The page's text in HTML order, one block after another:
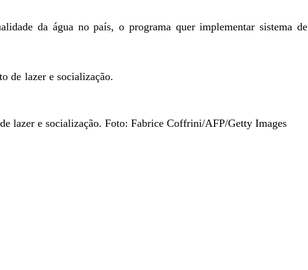
da água no país, o programa quer implementar sistema de
lazer e socialização. Foto: Fabrice Coffrini/AFP/Getty Images